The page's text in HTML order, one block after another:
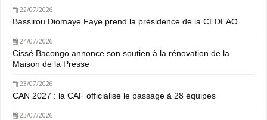
22/07/2026
Bassirou Diomaye Faye prend la présidence de la CEDEAO
24/07/2026
Cissé Bacongo annonce son soutien à la rénovation de la
Maison de la Presse
23/07/2026
CAN 2027 : la CAF officialise le passage à 28 équipes
23/07/2026